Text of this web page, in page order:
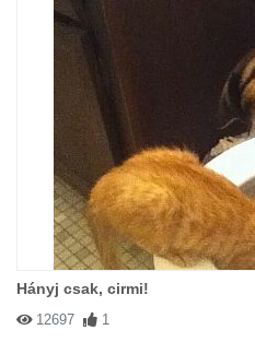
Hányj csak, cirmi!
12697 1